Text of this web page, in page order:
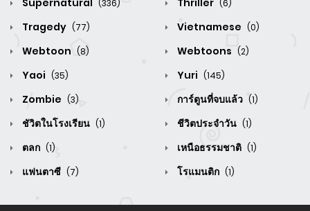
Supernatural (336) Thriller (6)
Tragedy (77) Vietnamese (0)
Webtoon (8) Webtoons (2)
Yaoi (35) Yuri (145)
Zombie (3) การ์ตูนที่จบแล้ว (1)
ชัวิตในโรงเรียน (1) ชีวิตประจำวัน (1)
ตลก (1) เหนือธรรมชาติ (1)
แฟนตาซี (7) โรแมนติก (1)